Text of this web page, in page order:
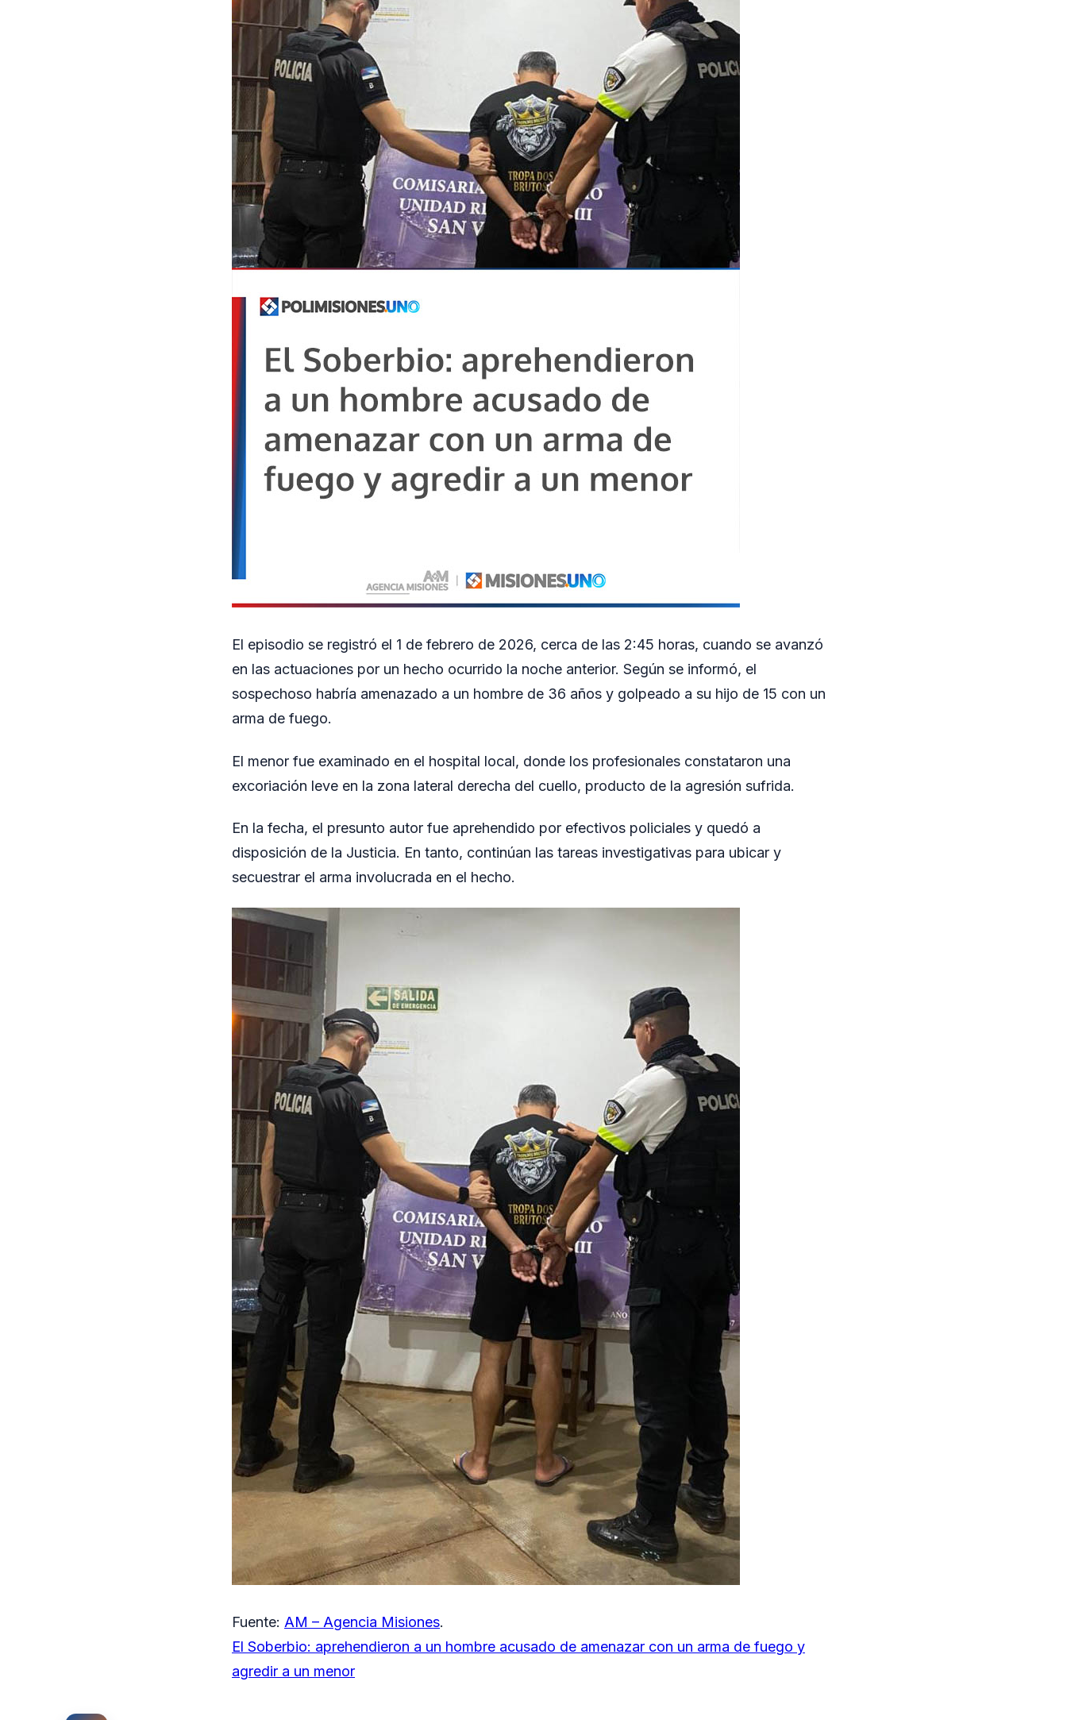
El episodio se registró el 1 de febrero de 2026, cerca de las 2:45 horas, cuando se avanzó
en las actuaciones por un hecho ocurrido la noche anterior. Según se informó, el
sospechoso habría amenazado a un hombre de 36 años y golpeado a su hijo de 15 con un
arma de fuego.
El menor fue examinado en el hospital local, donde los profesionales constataron una
excoriación leve en la zona lateral derecha del cuello, producto de la agresión sufrida.
En la fecha, el presunto autor fue aprehendido por efectivos policiales y quedó a
disposición de la Justicia. En tanto, continúan las tareas investigativas para ubicar y
secuestrar el arma involucrada en el hecho.
Fuente: AM – Agencia Misiones.
El Soberbio: aprehendieron a un hombre acusado de amenazar con un arma de fuego y
agredir a un menor